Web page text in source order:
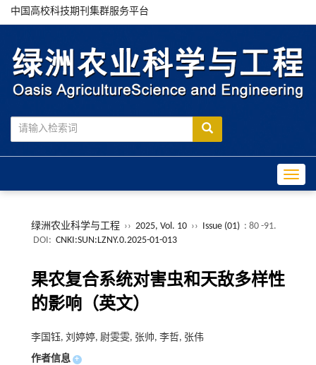
中国高校科技期刊集群服务平台
绿洲农业科学与工程 ›› 2025, Vol. 10 ›› Issue (01) : 80 -91.
DOI: CNKI:SUN:LZNY.0.2025-01-013
果农复合系统对害虫和天敌多样性
的影响（英文）
李国钰, 刘婷婷, 尉雯雯, 张帅, 李哲, 张伟
作者信息 +